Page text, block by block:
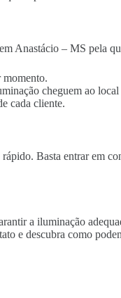
Anastácio – MS pela
momento.
cheguem ao local
cada cliente.
Basta entrar em
a iluminação
e descubra como